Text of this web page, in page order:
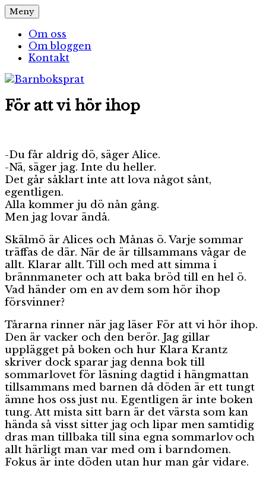
Hoppa
till
innehåll
Barnboksprat
– en blogg om barnböcker
Meny
Om oss
Om bloggen
Kontakt
För att vi hör ihop
-Du får aldrig dö, säger Alice.
-Nä, säger jag. Inte du heller.
Det går såklart inte att lova något sånt,
egentligen.
Alla kommer ju dö nån gång.
Men jag lovar ändå.
Skälmö är Alices och Månas ö. Varje sommar
träffas de där. När de är tillsammans vågar de
allt. Klarar allt. Till och med att simma i
brännmaneter och att baka bröd till en hel ö.
Vad händer om en av dem som hör ihop
försvinner?
Tårarna rinner när jag läser För att vi hör ihop.
Den är vacker och den berör. Jag gillar
upplägget på boken och hur Klara Krantz
skriver dock sparar jag denna bok till
sommarlovet för läsning dagtid i hängmattan
tillsammans med barnen då döden är ett tungt
ämne hos oss just nu. Egentligen är inte boken
tung. Att mista sitt barn är det värsta som kan
hända så visst sitter jag och lipar men samtidig
dras man tillbaka till sina egna sommarlov och
allt härligt man var med om i barndomen.
Fokus är inte döden utan hur man går vidare.